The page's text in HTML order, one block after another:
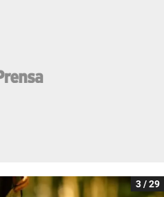
3 / 29